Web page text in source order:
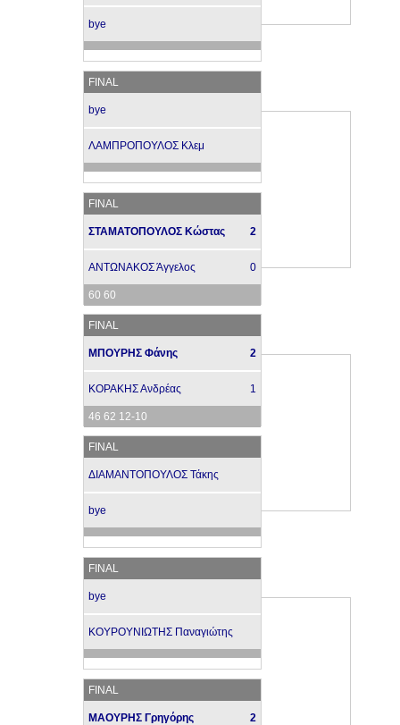
bye
FINAL
bye
ΛΑΜΠΡΟΠΟΥΛΟΣ Κλεμ
FINAL
ΣΤΑΜΑΤΟΠΟΥΛΟΣ Κώστας 2
ΑΝΤΩΝΑΚΟΣ Άγγελος 0
60 60
FINAL
ΜΠΟΥΡΗΣ Φάνης 2
ΚΟΡΑΚΗΣ Ανδρέας 1
46 62 12-10
FINAL
ΔΙΑΜΑΝΤΟΠΟΥΛΟΣ Τάκης
bye
FINAL
bye
ΚΟΥΡΟΥΝΙΩΤΗΣ Παναγιώτης
FINAL
ΜΑΟΥΡΗΣ Γρηγόρης 2